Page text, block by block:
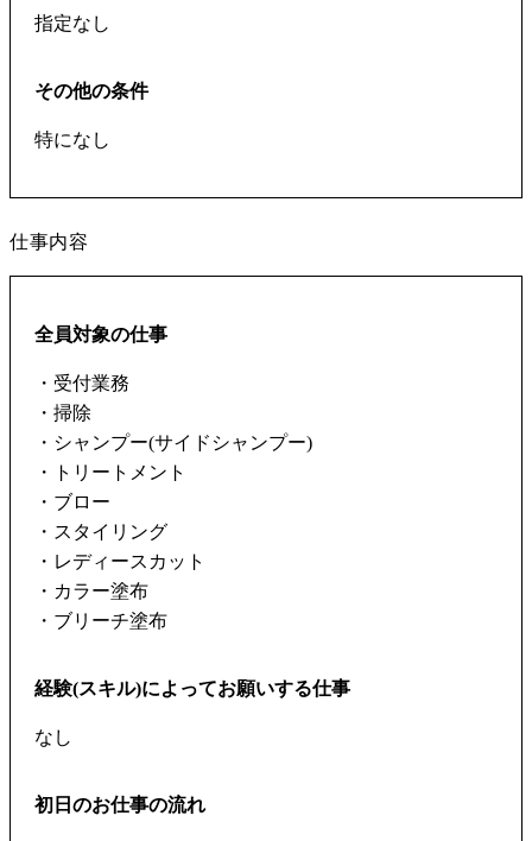
指定なし
その他の条件
特になし
仕事内容
全員対象の仕事
・受付業務
・掃除
・シャンプー(サイドシャンプー)
・トリートメント
・ブロー
・スタイリング
・レディースカット
・カラー塗布
・ブリーチ塗布
経験(スキル)によってお願いする仕事
なし
初日のお仕事の流れ